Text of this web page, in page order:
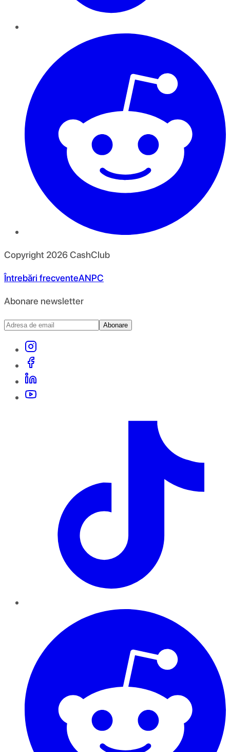
Copyright 2026CashClub
Întrebări frecventeANPC
Abonare newsletter
Abonare